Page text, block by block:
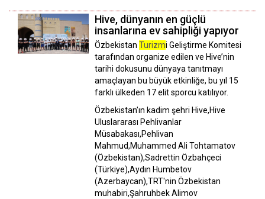
Hive, dünyanın en güçlü
insanlarına ev sahipliği yapıyor
Özbekistan Turizmi Geliştirme Komitesi
tarafından organize edilen ve Hive’nin
tarihi dokusunu dünyaya tanıtmayı
amaçlayan bu büyük etkinliğe, bu yıl 15
farklı ülkeden 17 elit sporcu katılıyor.
Özbekistan’ın kadim şehri Hive,Hive
Uluslararası Pehlivanlar
Müsabakası,Pehlivan
Mahmud,Muhammed Ali Tohtamatov
(Özbekistan),Sadrettin Özbahçeci
(Türkiye),Aydın Humbetov
(Azerbaycan),TRT'nin Özbekistan
muhabiri,Şahruhbek Alimov